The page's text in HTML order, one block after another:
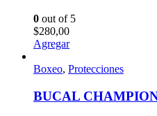
0 out of 5
$280,00
Agregar
Boxeo, Protecciones
BUCAL